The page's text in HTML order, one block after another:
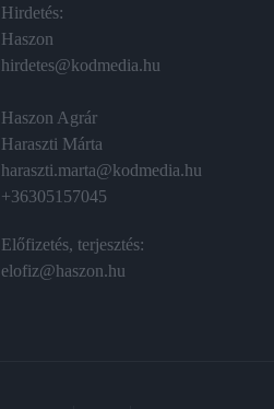
Hirdetés:
Haszon
hirdetes@kodmedia.hu
Haszon Agrár
Haraszti Márta
haraszti.marta@kodmedia.hu
+36305157045
Előfizetés, terjesztés:
elofiz@haszon.hu